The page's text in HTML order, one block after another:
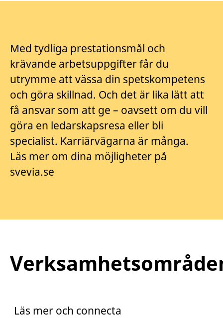
Med tydliga prestationsmål och
krävande arbetsuppgifter får du
utrymme att vässa din spetskompetens
och göra skillnad. Och det är lika lätt att
få ansvar som att ge – oavsett om du vill
göra en ledarskapsresa eller bli
specialist. Karriärvägarna är många.
Läs mer om dina möjligheter på
svevia.se
Läs mer och connecta